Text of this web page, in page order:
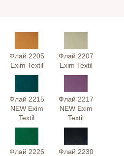
Флай 2205
Exim Textil
Флай 2207
Exim Textil
Флай 2215
NEW Exim
Textil
Флай 2217
NEW Exim
Textil
Флай 2226
Флай 2230